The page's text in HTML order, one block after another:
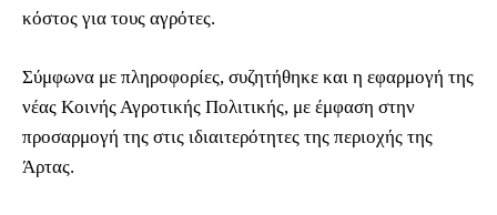
κόστος για τους αγρότες.
Σύμφωνα με πληροφορίες, συζητήθηκε και η εφαρμογή της
νέας Κοινής Αγροτικής Πολιτικής, με έμφαση στην
προσαρμογή της στις ιδιαιτερότητες της περιοχής της
Άρτας.